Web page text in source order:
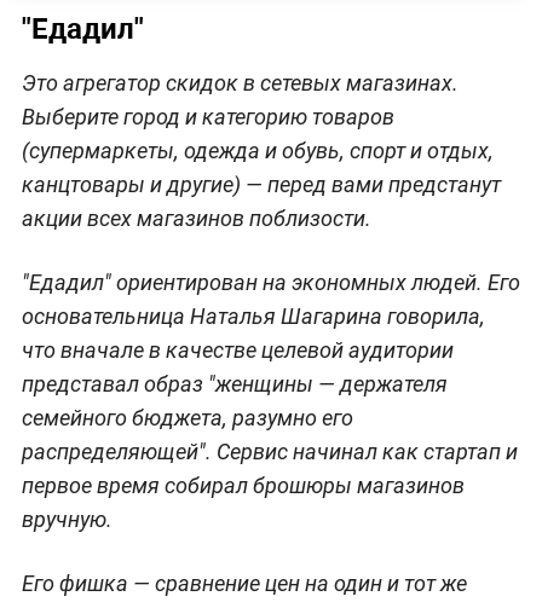
"Едадил"
Это агрегатор скидок в сетевых магазинах.
Выберите город и категорию товаров
(супермаркеты, одежда и обувь, спорт и отдых,
канцтовары и другие) — перед вами предстанут
акции всех магазинов поблизости.
"Едадил" ориентирован на экономных людей. Его
основательница Наталья Шагарина говорила,
что вначале в качестве целевой аудитории
представал образ "женщины — держателя
семейного бюджета, разумно его
распределяющей". Сервис начинал как стартап и
первое время собирал брошюры магазинов
вручную.
Его фишка — сравнение цен на один и тот же